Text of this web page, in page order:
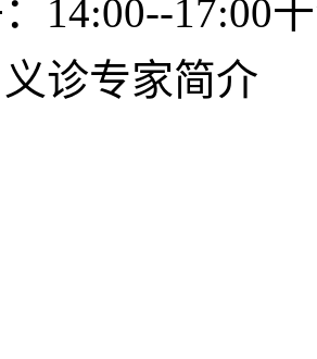
14:00--17:00
诊专家简介